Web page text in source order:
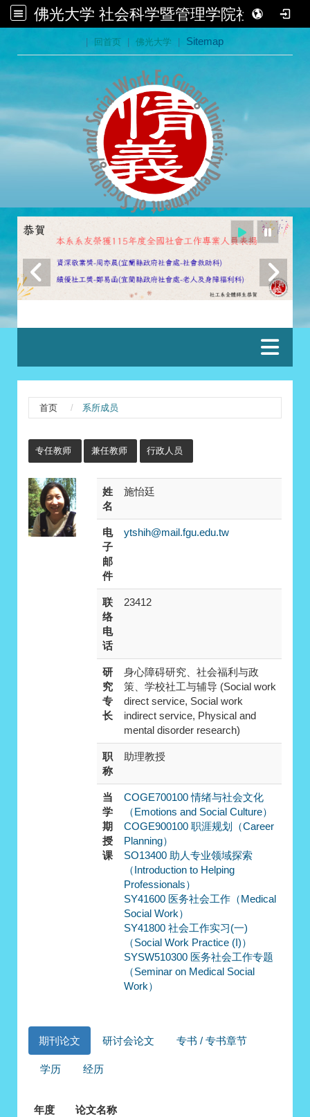
佛光大学 社会科学暨管理学院社会学系
| 回首页 | 佛光大学 | Sitemap
首页 系所成员
专任教师 兼任教师 行政人员
姓
名
施怡廷
电
子
邮
件
ytshih@mail.fgu.edu.tw
联
络
电
话
23412
研
究
专
长
身心障碍研究、社会福利与政
策、学校社工与辅导 (Social work
direct service, Social work
indirect service, Physical and
mental disorder research)
职
称
助理教授
当
学
期
授
课
COGE700100 情绪与社会文化
（Emotions and Social Culture）
COGE900100 职涯规划（Career
Planning）
SO13400 助人专业领域探索
（Introduction to Helping
Professionals）
SY41600 医务社会工作（Medical
Social Work）
SY41800 社会工作实习(一)
（Social Work Practice (I)）
SYSW510300 医务社会工作专题
（Seminar on Medical Social
Work）
期刊论文 研讨会论文 专书 / 专书章节
学历 经历
年度 论文名称